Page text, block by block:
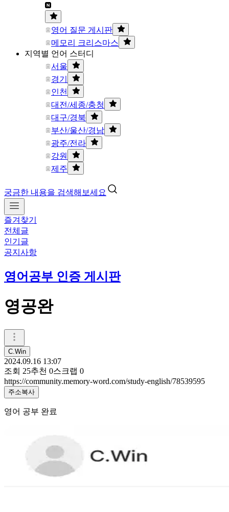
영어 질문 게시판
메모리 크리스마스
지역별 언어 스터디
서울
경기
인천
대전/세종/충청
대구/경북
부산/울산/경남
광주/전라
강원
제주
궁금한 내용을 검색해보세요
즐겨찾기
전체글
인기글
공지사항
영어공부 인증 게시판
영공완
C.Win
2024.09.16 13:07
조회 25추천 0스크랩 0
https://community.memory-word.com/study-english/78539595
주소복사
영어 공부 완료